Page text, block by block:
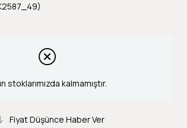
stoklarımızda kalmamıştır.
Fiyat Düşünce Haber Ver